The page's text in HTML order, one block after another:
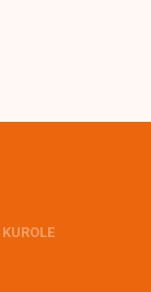
KUROLE